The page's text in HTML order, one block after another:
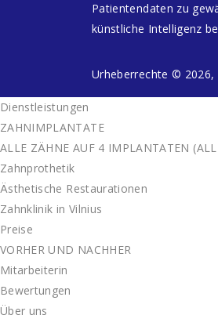
Patientendaten zu
künstliche Intelligenz
Urheberrechte © 2026,
Dienstleistungen
ZAHNIMPLANTATE
ALLE ZÄHNE AUF 4 IMPLANTATEN
Zahnprothetik
Ästhetische Restaurationen
Zahnklinik in Vilnius
Preise
VORHER UND NACHHER
Mitarbeiterin
Bewertungen
Über uns